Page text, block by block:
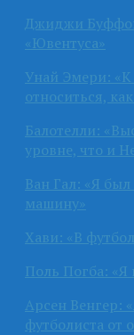
Джиджи
«Ювентуса»
Унай Эмери:
относиться,
Балотелли:
уровне, что и
Ван Гал: «Я
машину»
Хави: «В
Поль Погба: «Я
Арсен Венгер:
футболиста от